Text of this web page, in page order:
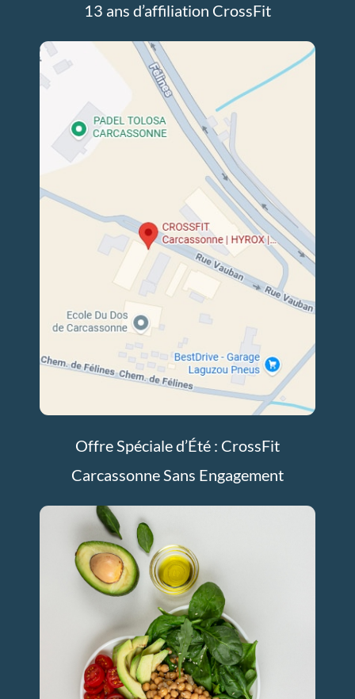
13 ans d’affiliation CrossFit
Offre Spéciale d’Été : CrossFit
Carcassonne Sans Engagement